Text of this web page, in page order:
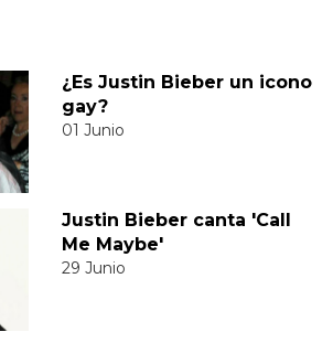
¿Es Justin Bieber un icono
gay?
01 Junio
Justin Bieber canta 'Call
Me Maybe'
29 Junio